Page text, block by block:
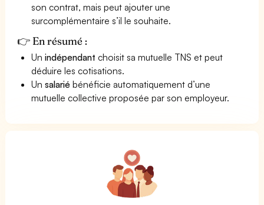
son contrat, mais peut ajouter une
surcomplémentaire s’il le souhaite.
👉 En résumé :
Unindépendant choisit sa mutuelle TNS et peut
déduire les cotisations.
Unsalarié bénéficie automatiquement d’une
mutuelle collective proposée par son employeur.